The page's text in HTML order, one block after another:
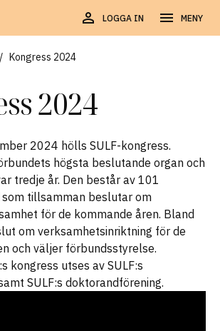
LOGGA IN MENY
/ Kongress 2024
2024
2024 hölls SULF-kongress.
högsta beslutande organ och
tredje år. Den består av 101
som tillsamman beslutar om
för de kommande åren. Bland
om verksamhetsinriktning för de
och väljer förbundsstyrelse.
kongress utses av SULF:s
SULF:s doktorandförening.